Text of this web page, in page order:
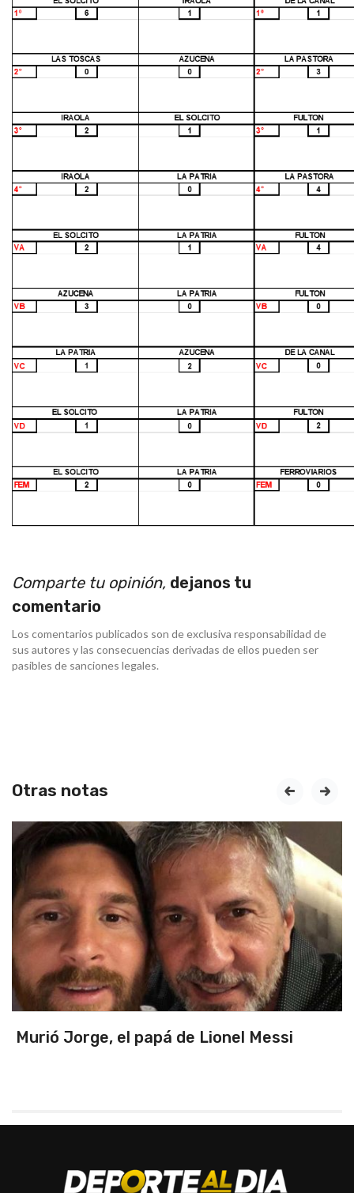
Comparte tu opinión, dejanos tu
comentario
Los comentarios publicados son de exclusiva responsabilidad de
sus autores y las consecuencias derivadas de ellos pueden ser
pasibles de sanciones legales.
Otras notas
Murió Jorge, el papá de Lionel Messi
prev next